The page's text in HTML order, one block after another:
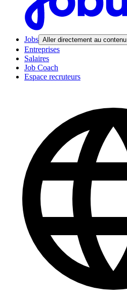
Jobs Aller directement au contenu
Entreprises
Salaires
Job Coach
Espace recruteurs